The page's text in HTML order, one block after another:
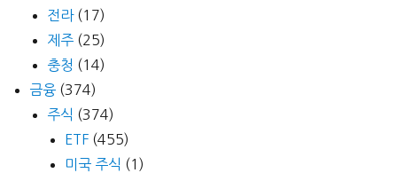
전라(17)
제주 (25)
충청 (14)
금융 (374)
주식 (374)
ETF (455)
미국 주식 (1)